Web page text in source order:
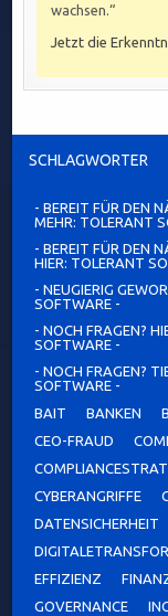
wachsen.“
Jetzt die
SCHLAGWÖRTER
- BEREIT FÜR DEN
MEHR: TOLERANT
- BEREIT FÜR DEN
HIER: TOLERANT
- NEUGIERIG
SOFTWARE -
- NOCH FRAGEN?
SOFTWARE -
- NOCH FRAGEN?
SOFTWARE -
BAIT
BANKEN
CEO-FRAUD
CYBERANGRIFFE
DATENSICHERHEIT
EFFIZIENZ
GOVERNANCE